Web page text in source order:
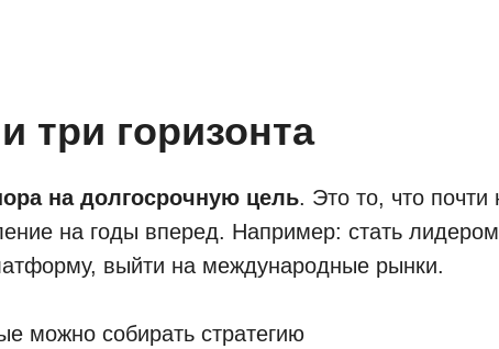
три горизонта
на долгосрочную цель. Это то, что
на годы вперед. Например: стать
выйти на международные рынки.
можно собирать стратегию